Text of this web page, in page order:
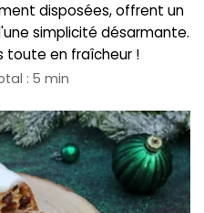
disposées, offrent un
simplicité désarmante.
toute en fraîcheur !
: 5 min